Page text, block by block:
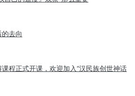
去向
课程正式开课，欢迎加入“汉民族创世神话